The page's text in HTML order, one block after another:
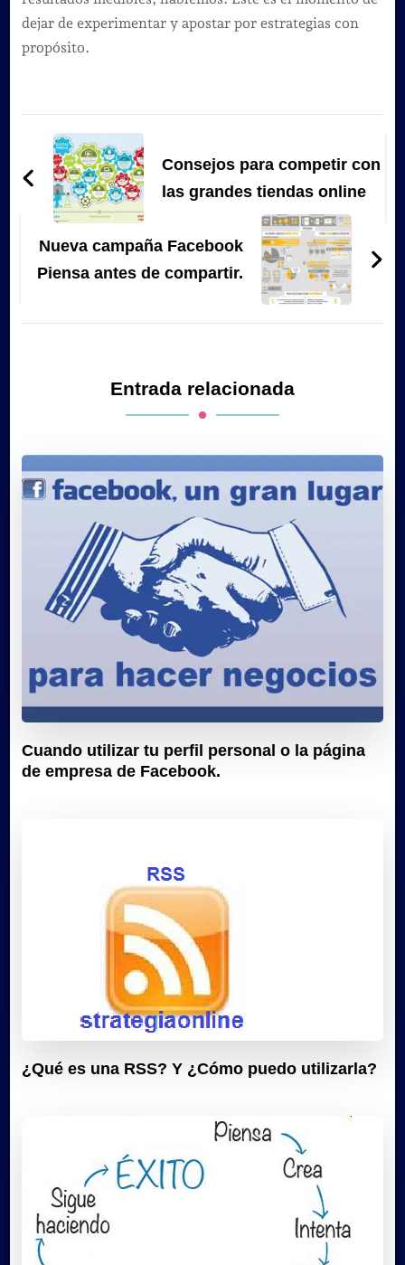
dejar de experimentar y apostar por estrategias con
propósito.
Navegación
de
entradas
Consejos para competir con
las grandes tiendas online
Nueva campaña Facebook
Piensa antes de compartir.
Entrada relacionada
Cuando utilizar tu perfil personal o la página
de empresa de Facebook.
¿Qué es una RSS? Y ¿Cómo puedo utilizarla?